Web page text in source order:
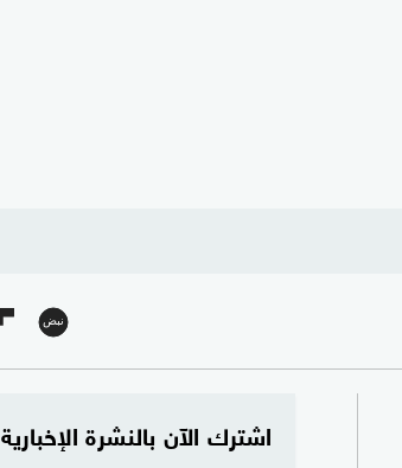
اشترك الآن بالنشرة الإخبارية